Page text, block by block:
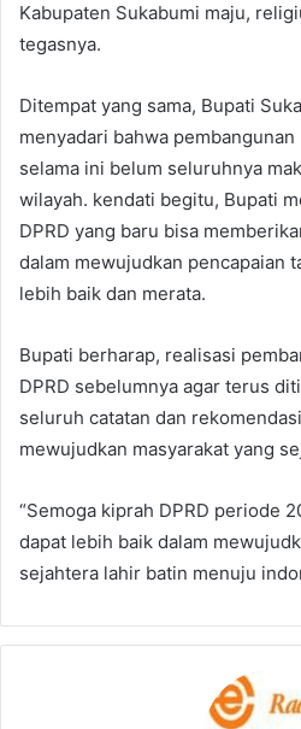
Kabupaten Sukabumi maju,
tegasnya.
Ditempat yang sama, Bupati
menyadari bahwa
selama ini belum seluruhnya
wilayah. kendati begitu, Bupati
DPRD yang baru bisa
dalam mewujudkan pencapaian
lebih baik dan merata.
Bupati berharap, realisasi
DPRD sebelumnya agar terus
seluruh catatan dan
mewujudkan masyarakat yang
“Semoga kiprah DPRD periode
dapat lebih baik dalam
sejahtera lahir batin menuju